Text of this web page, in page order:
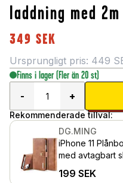
laddning med
349 SEK
Ursprungligt pris: 449
Finns i lager (Fler än 20 st)
-
+
Rekommenderade tillval:
DG.MING
iPhone 11
med avtagbart
199 SEK